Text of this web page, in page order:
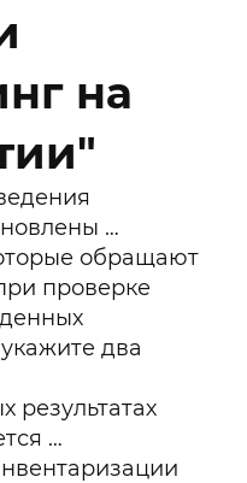
на
…
обращают
проверке
два
результатах
…